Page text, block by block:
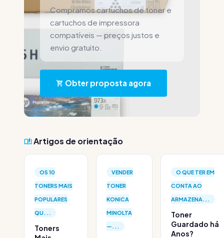
Compramos cartuchos de toner e
cartuchos de impressora
compatíveis — preços justos e
envio gratuito.
Obter proposta agora
Artigos de orientação
OS 10
TONERS MAIS
POPULARES
QU...
Toners
VENDER
TONER
KONICA
MINOLTA
—...
O QUE TER EM
CONTA AO
ARMAZENA...
Toner
Guardado há
Anos?